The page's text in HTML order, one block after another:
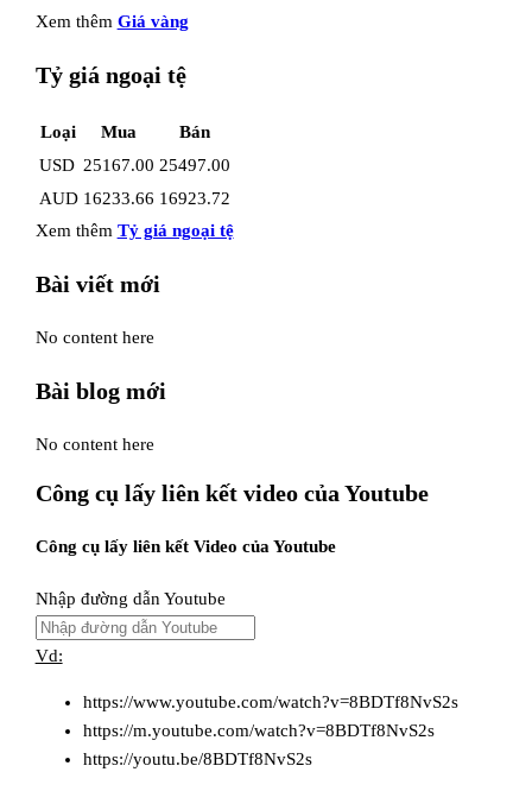
Xem thêm Giá vàng
Tỷ giá ngoại tệ
Loại Mua
Bán
USD 25167.00 25497.00
AUD 16233.66 16923.72
Xem thêm Tỷ giá ngoại tệ
Bài viết mới
No content here
Bài blog mới
No content here
Công cụ lấy liên kết video của Youtube
Công cụ lấy liên kết Video của Youtube
Nhập đường dẫn Youtube
Vd:
https://www.youtube.com/watch?v=8BDTf8NvS2s
https://m.youtube.com/watch?v=8BDTf8NvS2s
https://youtu.be/8BDTf8NvS2s